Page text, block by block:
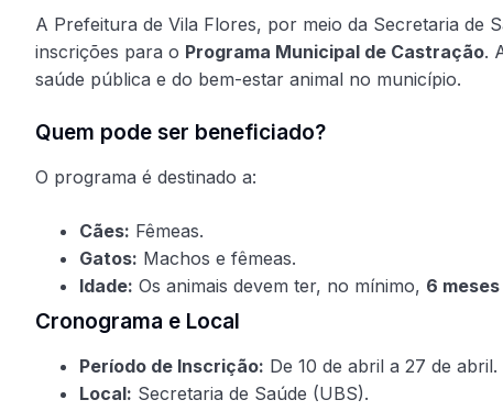
A Prefeitura de Vila Flores, por meio da Secretaria de
inscrições para o Programa Municipal de Castração.
saúde pública e do bem-estar animal no município.
Quem pode ser beneficiado?
O programa é destinado a:
Cães: Fêmeas.
Gatos: Machos e fêmeas.
Idade: Os animais devem ter, no mínimo, 6
Cronograma e Local
Período de Inscrição: De 10 de abril a 27 de abril.
Local: Secretaria de Saúde (UBS).